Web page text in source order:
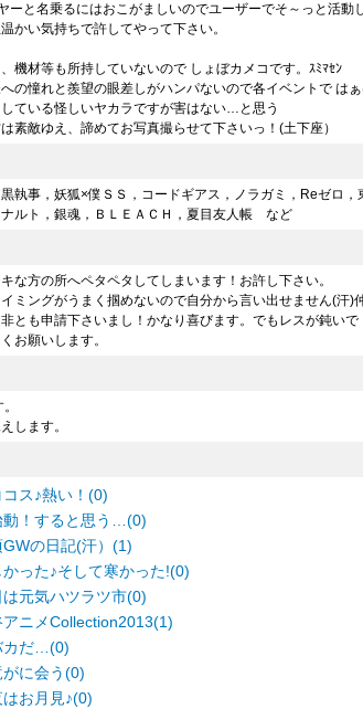
ーと名乗るにはおこがましいのでユーザーでそ～っと活動
かい気持ちで許してやって下さい。
機材等も所持していないので しょぼカメコです。ｽﾐﾏｾﾝ
の憧れと羨望の眼差しがハンパないので各イベントで は
ている怪しいヤカラですが害はない…と思う
素敵ゆえ、諦めてお写真撮らせて下さいっ！(土下座）
執事，妖狐×僕ＳＳ，コードギアス，ノラガミ，Reゼロ，
ルト，銀魂，ＢＬＥＡＣＨ，夏目友人帳 など
な方の所へペタペタしてしまいます！お許し下さい。
ミングがうまく掴めないので自分から言い出せません(汗)
とも申請下さいまし！かなり喜びます。でもレスが鈍いで
お願いします。
します。
コス♪熱い！(0)
動！すると思う…(0)
GWの日記(汗）(1)
った♪そして寒かった!(0)
は元気ハツラツ市(0)
アニメCollection2013(1)
カだ…(0)
がに会う(0)
お月見♪(0)